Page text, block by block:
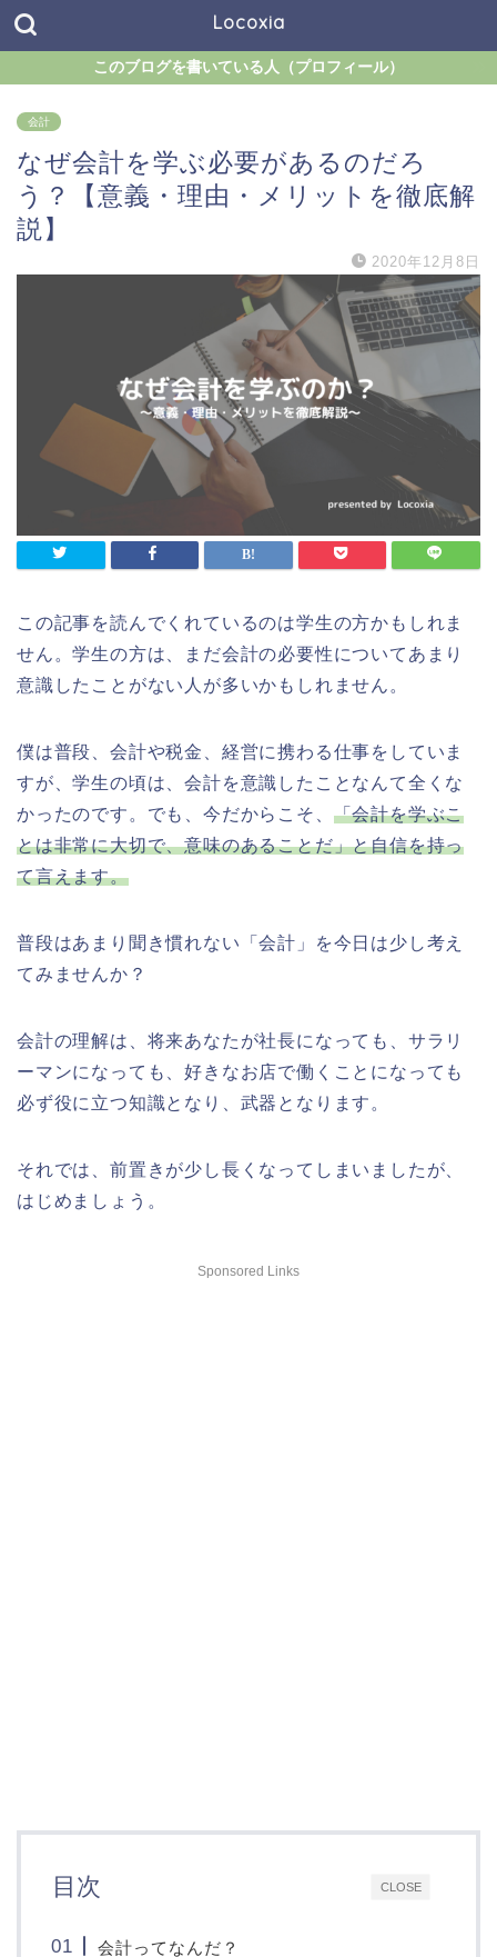
Locoxia
このブログを書いている人（プロフィール）
会計
なぜ会計を学ぶ必要があるのだろ
う？【意義・理由・メリットを徹底解
説】
2020年12月8日
この記事を読んでくれているのは学生の方かもしれま
せん。学生の方は、まだ会計の必要性についてあまり
意識したことがない人が多いかもしれません。
僕は普段、会計や税金、経営に携わる仕事をしていま
すが、学生の頃は、会計を意識したことなんて全くな
かったのです。でも、今だからこそ、 「会計を学ぶこ
とは非常に大切で、意味のあることだ」と自信を持っ
て言えます。
普段はあまり聞き慣れない「会計」を今日は少し考え
てみませんか？
会計の理解は、将来あなたが社長になっても、サラリ
ーマンになっても、好きなお店で働くことになっても
必ず役に立つ知識となり、武器となります。
それでは、前置きが少し長くなってしまいましたが、
はじめましょう。
Sponsored Links
CLOSE
目次
会計ってなんだ？